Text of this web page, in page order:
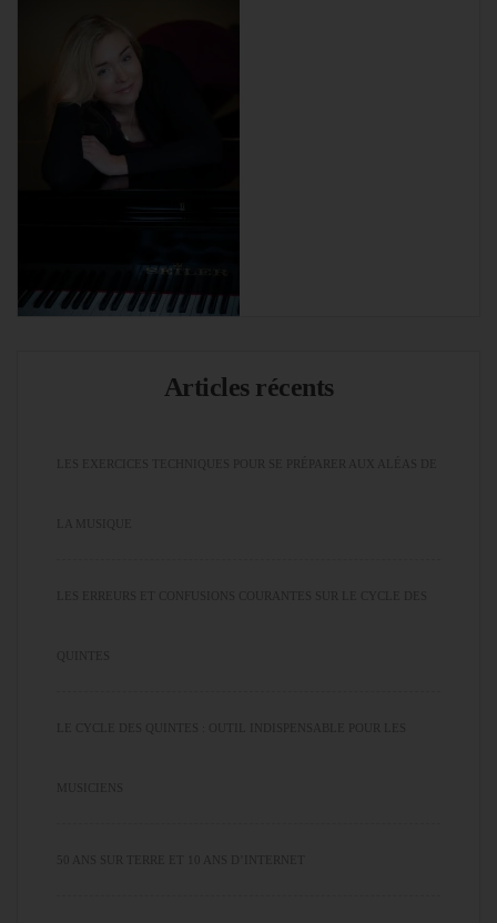
Articles récents
LES EXERCICES TECHNIQUES POUR SE PRÉPARER AUX ALÉAS DE
LA MUSIQUE
LES ERREURS ET CONFUSIONS COURANTES SUR LE CYCLE DES
QUINTES
LE CYCLE DES QUINTES : OUTIL INDISPENSABLE POUR LES
MUSICIENS
50 ANS SUR TERRE ET 10 ANS D’INTERNET